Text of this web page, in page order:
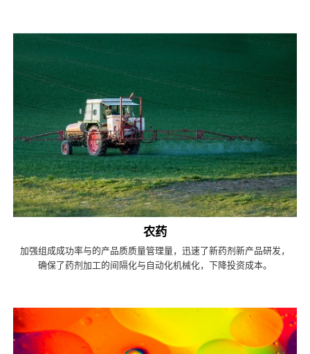
农药
加强组成成功率与的产品质质量管理量，迅速了新药剂新产品研发，
确保了药剂加工的间隔化与自动化机械化，下降投资成本。